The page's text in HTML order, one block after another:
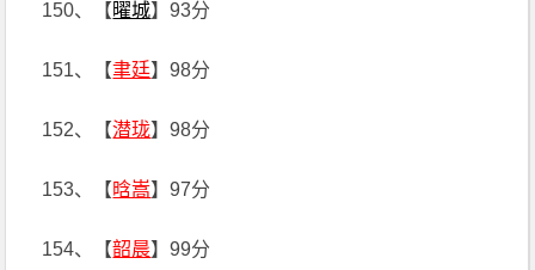
150、【曜城】93分
151、【聿廷】98分
152、【潜珑】98分
153、【晗嵩】97分
154、【韶晨】99分